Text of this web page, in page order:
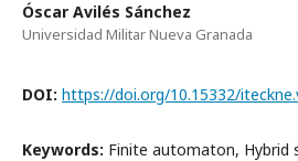
Óscar Avilés Sánchez
Universidad Militar Nueva Granada
DOI: https://doi.org/10.15332/
Keywords: Finite automaton, Hybrid